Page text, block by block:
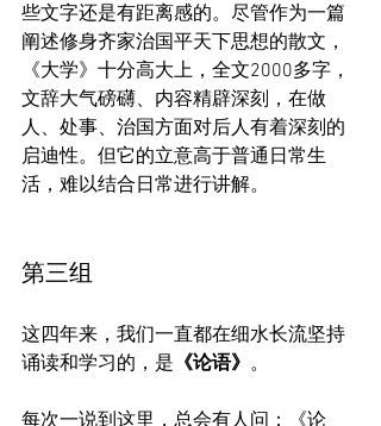
些文字还是有距离感的。尽管作为一篇
阐述修身齐家治国平天下思想的散文，
《大学》十分高大上，全文2000多字，
文辞大气磅礴、内容精辟深刻，在做
人、处事、治国方面对后人有着深刻的
启迪性。但它的立意高于普通日常生
活，难以结合日常进行讲解。
第三组
这四年来，我们一直都在细水长流坚持
诵读和学习的，是 《论语》 。
每次一说到这里，总会有人问：《论